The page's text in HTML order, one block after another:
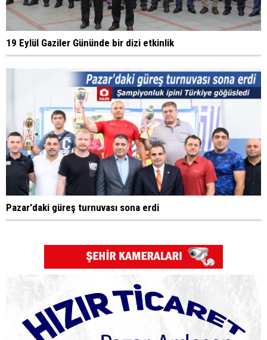
19 Eylül Gaziler Gününde bir dizi etkinlik
Pazar'daki güreş turnuvası sona erdi